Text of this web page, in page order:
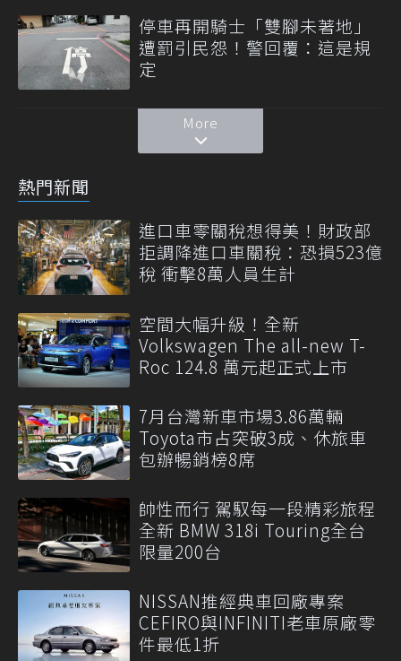
停車再開騎士「雙腳未著地」
遭罰引民怨！警回覆：這是規
定
More
熱門新聞
進口車零關稅想得美！財政部
拒調降進口車關稅：恐損523億
稅 衝擊8萬人員生計
空間大幅升級！全新
Volkswagen The all-new T-
Roc 124.8 萬元起正式上市
7月台灣新車市場3.86萬輛
Toyota市占突破3成、休旅車
包辦暢銷榜8席
帥性而行 駕馭每一段精彩旅程
全新 BMW 318i Touring全台
限量200台
NISSAN推經典車回廠專案
CEFIRO與INFINITI老車原廠零
件最低1折